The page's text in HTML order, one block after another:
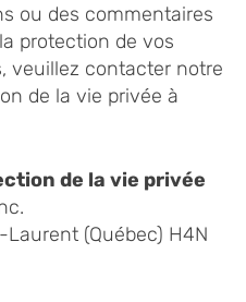
ou des commentaires
protection de vos
veuillez contacter notre
de la vie privée à
de la vie privée
Laurent (Québec) H4N